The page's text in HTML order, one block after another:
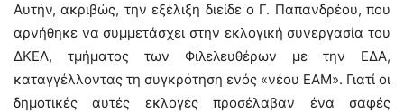
Αυτήν, ακριβώς, την εξέλιξη διείδε ο Γ. Παπανδρέου, που
αρνήθηκε να συμμετάσχει στην εκλογική συνεργασία του
ΔΚΕΛ, τμήματος των Φιλελευθέρων με την ΕΔΑ,
καταγγέλλοντας τη συγκρότηση ενός «νέου ΕΑΜ». Γιατί οι
δημοτικές αυτές εκλογές προσέλαβαν ένα σαφές